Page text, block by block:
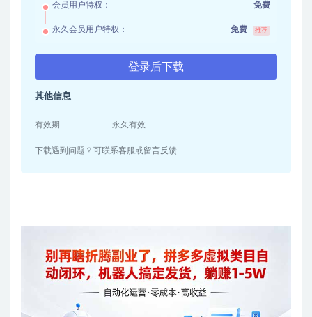
会员用户特权： 免费
永久会员用户特权： 免费 推荐
登录后下载
其他信息
有效期 永久有效
下载遇到问题？可联系客服或留言反馈